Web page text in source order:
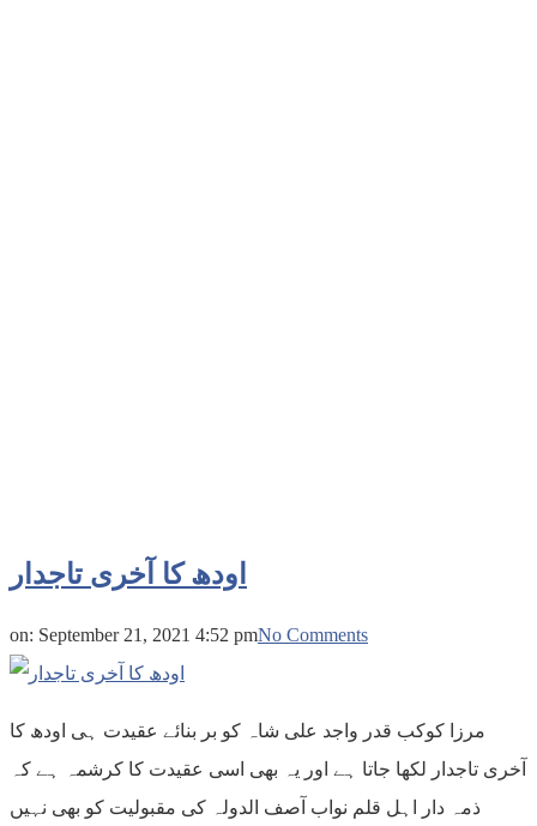
اودھ کا آخری تاجدار
on: September 21, 2021 4:52 pmNo Comments
مرزا کوکب قدر واجد علی شاہ کو بر بنائے عقیدت ہی اودھ کا
آخری تاجدار لکھا جاتا ہے اور یہ بھی اسی عقیدت کا کرشمہ ہے کہ
ذمہ دار اہل قلم نواب آصف الدولہ کی مقبولیت کو بھی نہیں